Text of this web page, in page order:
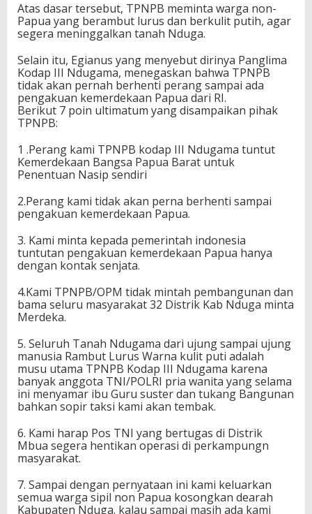
Atas dasar tersebut, TPNPB meminta warga non-
Papua yang berambut lurus dan berkulit putih, agar
segera meninggalkan tanah Nduga.
Selain itu, Egianus yang menyebut dirinya Panglima
Kodap III Ndugama, menegaskan bahwa TPNPB
tidak akan pernah berhenti perang sampai ada
pengakuan kemerdekaan Papua dari RI.
Berikut 7 poin ultimatum yang disampaikan pihak
TPNPB:
1 .Perang kami TPNPB kodap III Ndugama tuntut
Kemerdekaan Bangsa Papua Barat untuk
Penentuan Nasip sendiri
2.Perang kami tidak akan perna berhenti sampai
pengakuan kemerdekaan Papua.
3. Kami minta kepada pemerintah indonesia
tuntutan pengakuan kemerdekaan Papua hanya
dengan kontak senjata.
4.Kami TPNPB/OPM tidak mintah pembangunan dan
bama seluru masyarakat 32 Distrik Kab Nduga minta
Merdeka.
5. Seluruh Tanah Ndugama dari ujung sampai ujung
manusia Rambut Lurus Warna kulit puti adalah
musu utama TPNPB Kodap III Ndugama karena
banyak anggota TNI/POLRI pria wanita yang selama
ini menyamar ibu Guru suster dan tukang Bangunan
bahkan sopir taksi kami akan tembak.
6. Kami harap Pos TNI yang bertugas di Distrik
Mbua segera hentikan operasi di perkampungn
masyarakat.
7. Sampai dengan pernyataan ini kami keluarkan
semua warga sipil non Papua kosongkan dearah
Kabupaten Nduga. kalau sampai masih ada kami